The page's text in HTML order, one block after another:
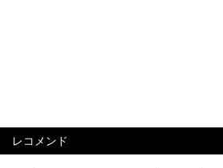
レコメンド